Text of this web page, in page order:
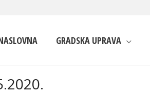
GRADSKA UPRAVA